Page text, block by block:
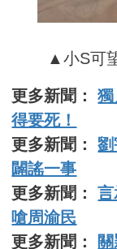
▲小S可
更多新聞：
得要死！
更多新聞：
闢謠一事
更多新聞：
嗆周渝民
更多新聞：